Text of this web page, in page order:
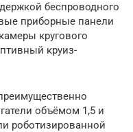
беспроводного
приборные панели
кругового
круиз-
объёмом 1,5 и
роботизированной